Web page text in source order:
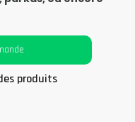
produits